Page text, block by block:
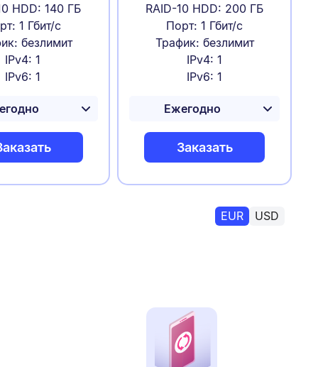
HDD: 140 ГБ
1 Гбит/с
безлимит
IPv4: 1
IPv6: 1
RAID-10 HDD: 200 ГБ
Порт: 1 Гбит/с
Трафик: безлимит
IPv4: 1
IPv6: 1
Заказать
EUR USD